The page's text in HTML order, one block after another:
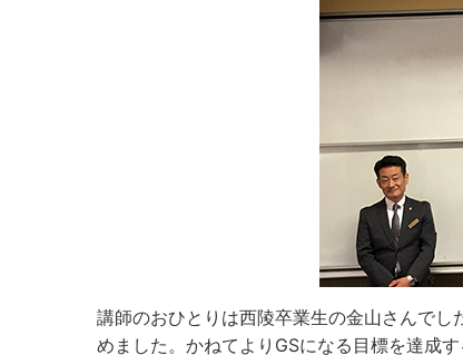
講師のおひとりは西陵卒業生の金山さんで
めました。かねてよりGSになる目標を達成